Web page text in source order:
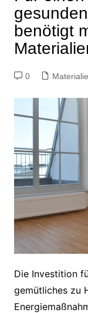
benötigt
0
Die Investition
gemütliches zu